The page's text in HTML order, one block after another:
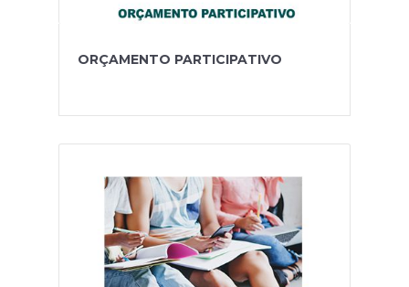
ORÇAMENTO PARTICIPATIVO